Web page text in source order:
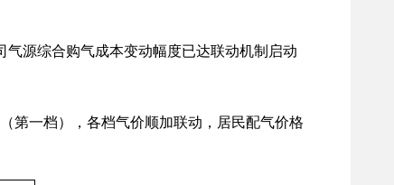
源综合购气成本变动幅度已达联动机制启动
第一档），各档气价顺加联动，居民配气价格